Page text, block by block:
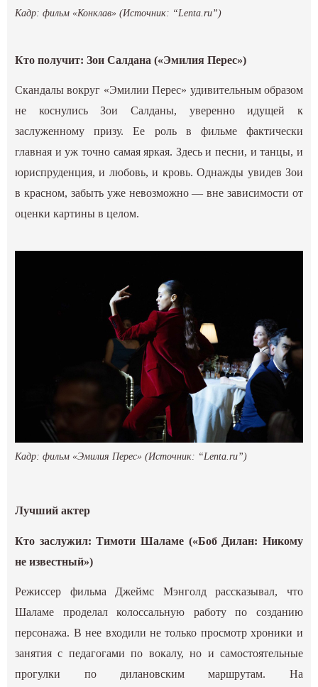
Кадр: фильм «Конклав» (Источник: “Lenta.ru”)
Кто получит: Зои Салдана («Эмилия Перес»)
Скандалы вокруг «Эмилии Перес» удивительным образом
не коснулись Зои Салданы, уверенно идущей к
заслуженному призу. Ее роль в фильме фактически
главная и уж точно самая яркая. Здесь и песни, и танцы, и
юриспруденция, и любовь, и кровь. Однажды увидев Зои
в красном, забыть уже невозможно — вне зависимости от
оценки картины в целом.
Кадр: фильм «Эмилия Перес» (Источник: “Lenta.ru”)
Лучший актер
Кто заслужил: Тимоти Шаламе («Боб Дилан: Никому
не известный»)
Режиссер фильма Джеймс Мэнголд рассказывал, что
Шаламе проделал колоссальную работу по созданию
персонажа. В нее входили не только просмотр хроники и
занятия с педагогами по вокалу, но и самостоятельные
прогулки по дилановским маршрутам. На